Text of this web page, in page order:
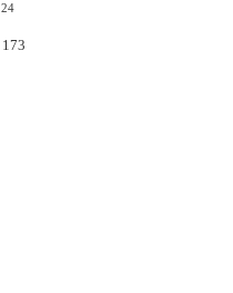
24
173